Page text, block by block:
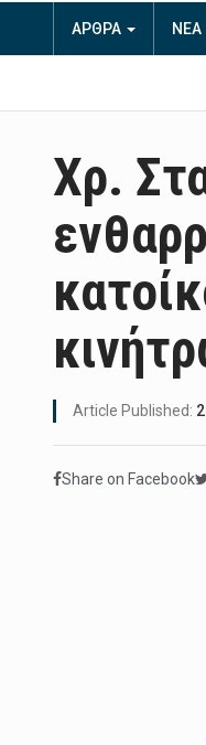
ΑΡΘΡΑ ΝΕΑ
Χρ.
Article Published:
Share on Facebook